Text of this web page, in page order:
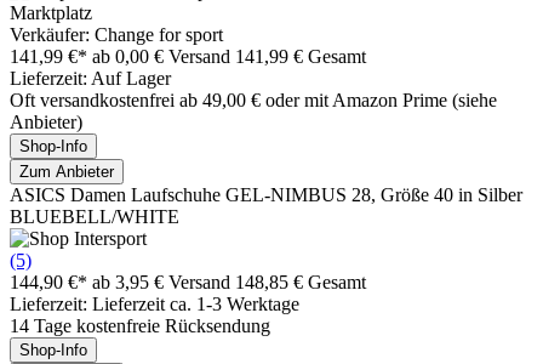
Marktplatz
Verkäufer: Change for sport
141,99 €* ab 0,00 € Versand 141,99 € Gesamt
Lieferzeit: Auf Lager
Oft versandkostenfrei ab 49,00 € oder mit Amazon Prime (siehe
Anbieter)
Shop-Info
Zum Anbieter
ASICS Damen Laufschuhe GEL-NIMBUS 28, Größe 40 in Silber
BLUEBELL/WHITE
(5)
144,90 €* ab 3,95 € Versand 148,85 € Gesamt
Lieferzeit: Lieferzeit ca. 1-3 Werktage
14 Tage kostenfreie Rücksendung
Shop-Info